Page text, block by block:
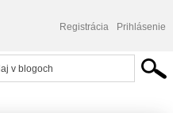
Registrácia Prihlásenie